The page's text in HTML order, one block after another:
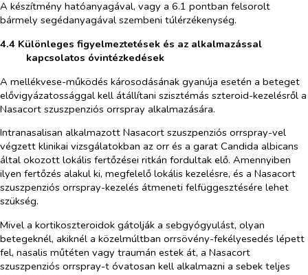
A készítmény hatóanyagával, vagy a 6.1 pontban felsorolt
bármely segédanyagával szembeni túlérzékenység.
4.4 Különleges figyelmeztetések és az alkalmazással
kapcsolatos óvintézkedések
A mellékvese-működés károsodásának gyanúja esetén a beteget
elővigyázatossággal kell átállítani szisztémás szteroid-kezelésről a
Nasacort szuszpenziós orrspray alkalmazására.
Intranasalisan alkalmazott Nasacort szuszpenziós orrspray-vel
végzett klinikai vizsgálatokban az orr és a garat Candida albicans
által okozott lokális fertőzései ritkán fordultak elő. Amennyiben
ilyen fertőzés alakul ki, megfelelő lokális kezelésre, és a Nasacort
szuszpenziós orrspray-kezelés átmeneti felfüggesztésére lehet
szükség.
Mivel a kortikoszteroidok gátolják a sebgyógyulást, olyan
betegeknél, akiknél a közelmúltban orrsövény-fekélyesedés lépett
fel, nasalis műtéten vagy traumán estek át, a Nasacort
szuszpenziós orrspray-t óvatosan kell alkalmazni a sebek teljes